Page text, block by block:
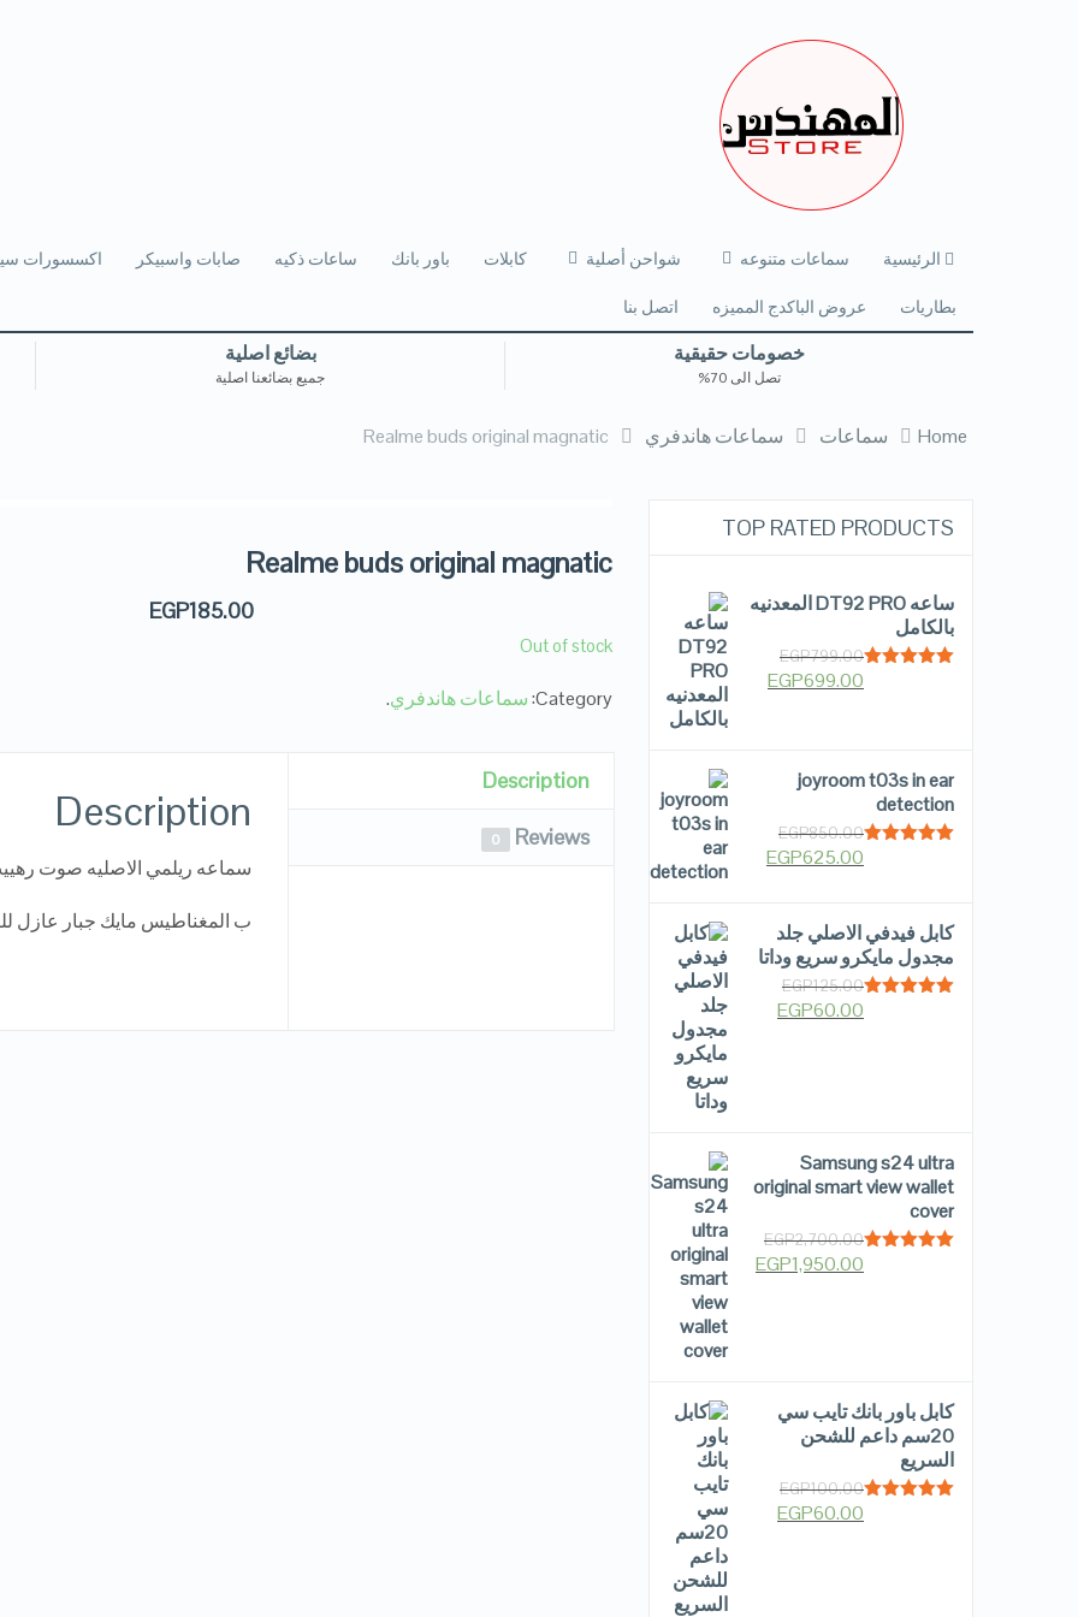
الرئيسية سماعات متنوعه شواحن أصلية كابلات باور بانك ساعات ذكيه صابات واسبيكر اكسسورات
بطاريات عروض الباكدج المميزه اتصل بنا
خصومات حقيقية
تصل الى 70%
بضائع اصلية
جميع بضائعنا اصلية
Home سماعات سماعات هاندفري Realme buds original magnatic
Realme buds original magnatic
EGP185.00
Out of stock
Category: سماعات هاندفري.
Description
Reviews
0
Description
سماعه ريلمي الاصليه صوت
ب المغناطيس مايك جبار عازل
TOP RATED PRODUCTS
ساعه DT92 PRO المعدنيه
بالكامل
EGP799.00
EGP699.00
joyroom t03s in ear
detection
EGP850.00
EGP625.00
كابل فيدفي الاصلي جلد
مجدول مايكرو سريع وداتا
EGP125.00
EGP60.00
Samsung s24 ultra
original smart view wallet
cover
EGP2,700.00
EGP1,950.00
كابل باور بانك تايب سي
20سم داعم للشحن
السريع
EGP100.00
EGP60.00